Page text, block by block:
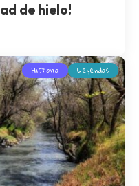
de hielo!
Historia Leyendas